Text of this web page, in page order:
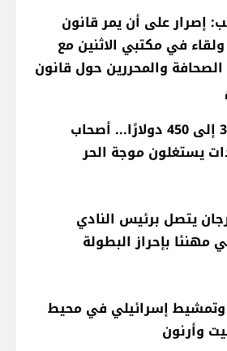
إصرار على أن يمر قانون
في مكتبي الاثنين مع
والمحررين حول قانون
من 300 إلى 450 دولارًا... أصحاب
يستغلون موجة الحر
يتصل برئيس النادي
مهنئا بإحراز البطولة
إسرائيلي في محيط
وأرنون